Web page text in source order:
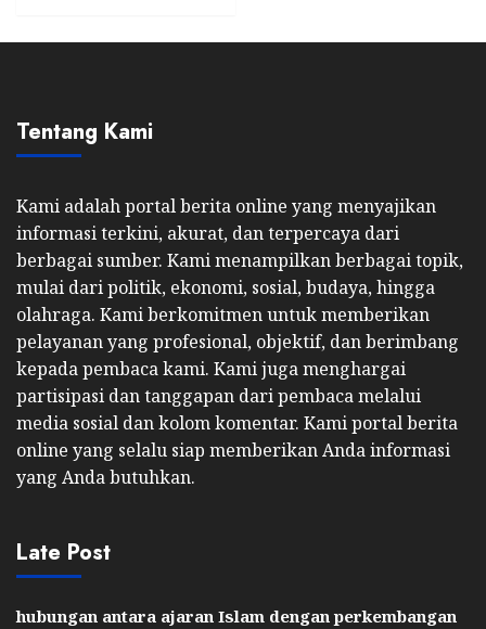
Tentang Kami
Kami adalah portal berita online yang menyajikan
informasi terkini, akurat, dan terpercaya dari
berbagai sumber. Kami menampilkan berbagai topik,
mulai dari politik, ekonomi, sosial, budaya, hingga
olahraga. Kami berkomitmen untuk memberikan
pelayanan yang profesional, objektif, dan berimbang
kepada pembaca kami. Kami juga menghargai
partisipasi dan tanggapan dari pembaca melalui
media sosial dan kolom komentar. Kami portal berita
online yang selalu siap memberikan Anda informasi
yang Anda butuhkan.
Late Post
hubungan antara ajaran Islam dengan perkembangan